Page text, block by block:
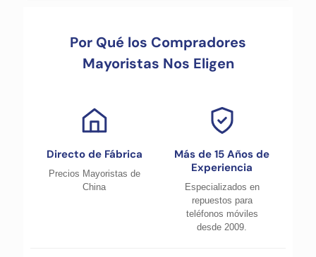
Por Qué los Compradores
Mayoristas Nos Eligen
Directo de Fábrica
Precios Mayoristas de
China
Más de 15 Años de
Experiencia
Especializados en
repuestos para
teléfonos móviles
desde 2009.